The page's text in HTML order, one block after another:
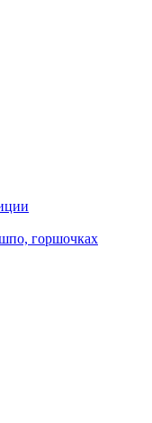
горшочках